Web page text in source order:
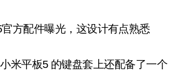
米平板5 的键盘套上还配备了一个